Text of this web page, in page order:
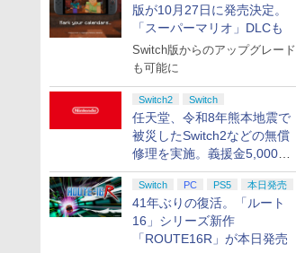
版が10月27日に発売決定。
「スーパーマリオ」DLCも
Switch版からのアップグレード
も可能に
Switch2 Switch
任天堂、令和8年熊本地震で
被災したSwitch2などの無償
修理を実施。義援金5,000万
円の寄付も発表
Switch PC PS5 本日発売
41年ぶりの復活。「ルート
16」シリーズ新作
「ROUTE16R」が本日発売